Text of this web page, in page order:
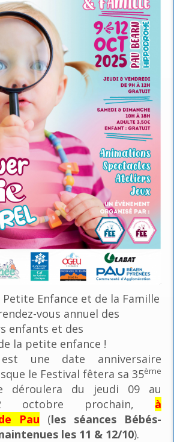
Petite Enfance et de la Famille
vous annuel des
enfants et des
la petite enfance !
une date anniversaire
le Festival fêtera sa 35ème
déroulera du jeudi 09 au
octobre prochain, à
Pau (les séances Bébés-
les 11 & 12/10).